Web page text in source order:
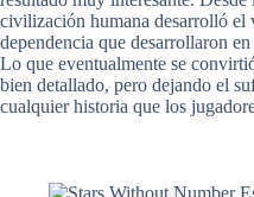
civilización humana desarrolló el
dependencia que desarrollaron
Lo que eventualmente se
bien detallado, pero dejando el
cualquier historia que los